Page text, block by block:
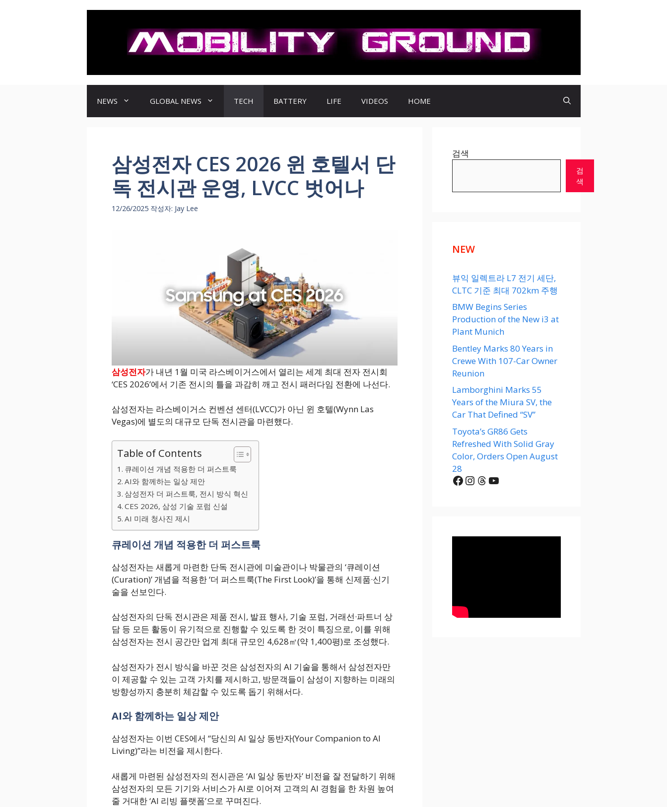
NEWS GLOBAL NEWS TECH BATTERY LIFE VIDEOS HOME
삼성전자 CES 2026 윈 호텔서 단
독 전시관 운영, LVCC 벗어나
12/26/2025 작성자: Jay Lee
삼성전자가 내년 1월 미국 라스베이거스에서 열리는 세계 최대 전자 전시회
‘CES 2026’에서 기존 전시의 틀을 과감히 깨고 전시 패러다임 전환에 나선다.
삼성전자는 라스베이거스 컨벤션 센터(LVCC)가 아닌 윈 호텔(Wynn Las
Vegas)에 별도의 대규모 단독 전시관을 마련했다.
Table of Contents
큐레이션 개념 적용한 더 퍼스트룩
AI와 함께하는 일상 제안
삼성전자 더 퍼스트룩, 전시 방식 혁신
CES 2026, 삼성 기술 포럼 신설
AI 미래 청사진 제시
큐레이션 개념 적용한 더 퍼스트룩
삼성전자는 새롭게 마련한 단독 전시관에 미술관이나 박물관의 ‘큐레이션
(Curation)’ 개념을 적용한 ‘더 퍼스트룩(The First Look)’을 통해 신제품·신기
술을 선보인다.
삼성전자의 단독 전시관은 제품 전시, 발표 행사, 기술 포럼, 거래선·파트너 상
담 등 모든 활동이 유기적으로 진행할 수 있도록 한 것이 특징으로, 이를 위해
삼성전자는 전시 공간만 업계 최대 규모인 4,628㎡(약 1,400평)로 조성했다.
삼성전자가 전시 방식을 바꾼 것은 삼성전자의 AI 기술을 통해서 삼성전자만
이 제공할 수 있는 고객 가치를 제시하고, 방문객들이 삼성이 지향하는 미래의
방향성까지 충분히 체감할 수 있도록 돕기 위해서다.
AI와 함께하는 일상 제안
삼성전자는 이번 CES에서 “당신의 AI 일상 동반자(Your Companion to AI
Living)”라는 비전을 제시한다.
새롭게 마련된 삼성전자의 전시관은 ‘AI 일상 동반자’ 비전을 잘 전달하기 위해
삼성전자의 모든 기기와 서비스가 AI로 이어져 고객의 AI 경험을 한 차원 높여
줄 거대한 ‘AI 리빙 플랫폼’으로 꾸며진다.
검색
검
색
NEW
뷰익 일렉트라 L7 전기 세단,
CLTC 기준 최대 702km 주행
BMW Begins Series
Production of the New i3 at
Plant Munich
Bentley Marks 80 Years in
Crewe With 107-Car Owner
Reunion
Lamborghini Marks 55
Years of the Miura SV, the
Car That Defined “SV”
Toyota’s GR86 Gets
Refreshed With Solid Gray
Color, Orders Open August
28
Facebook
Instagram
Threads
YouTube